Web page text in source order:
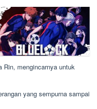
Rin, mengincarnya untuk
yang sempurna sampai